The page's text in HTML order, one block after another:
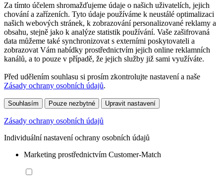
Za tímto účelem shromažďujeme údaje o našich uživatelích, jejich
chování a zařízeních. Tyto údaje používáme k neustálé optimalizaci
našich webových stránek, k zobrazování personalizované reklamy a
obsahu, stejně jako k analýze statistik používání. Vaše zašifrovaná
data můžeme také synchronizovat s externími poskytovateli a
zobrazovat Vám nabídky prostřednictvím jejich online reklamních
kanálů, a to pouze v případě, že jejich služby již sami využíváte.
Před udělením souhlasu si prosím zkontrolujte nastavení a naše
Zásady ochrany osobních údajů.
Souhlasím Pouze nezbytné Upravit nastavení
Zásady ochrany osobních údajů
Individuální nastavení ochrany osobních údajů
Marketing prostřednictvím Customer-Match